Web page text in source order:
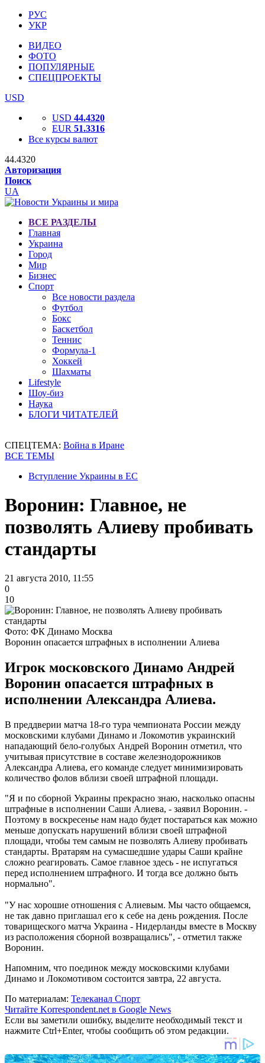
РУС
УКР
ВИДЕО
ФОТО
ПОПУЛЯРНЫЕ
СПЕЦПРОЕКТЫ
USD
USD 44.4320
EUR 51.3316
Все курсы валют
44.4320
Авторизация
Поиск
UA
ВСЕ РАЗДЕЛЫ
Главная
Украина
Город
Мир
Бизнес
Спорт
Все новости раздела
Футбол
Бокс
Баскетбол
Теннис
Формула-1
Хоккей
Шахматы
Lifestyle
Шоу-биз
Наука
БЛОГИ ЧИТАТЕЛЕЙ
СПЕЦТЕМА: Война в Иране
ВСЕ ТЕМЫ
Вступление Украины в ЕС
Воронин: Главное, не
позволять Алиеву пробивать
стандарты
21 августа 2010, 11:55
0
10
Фото: ФК Динамо Москва
Воронин опасается штрафных в исполнении Алиева
Игрок московского Динамо Андрей
Воронин опасается штрафных в
исполнении Александра Алиева.
В преддверии матча 18-го тура чемпионата России между
московскими клубами Динамо и Локомотив украинский
нападающий бело-голубых Андрей Воронин отметил, что
учитывая присутствие в составе железнодорожников
Александра Алиева, его команде следует минимизировать
количество фолов вблизи своей штрафной площади.
"Я и по сборной Украины прекрасно знаю, насколько опасны
штрафные в исполнении Саши Алиева, - заявил Воронин. -
Поэтому в воскресенье нам надо будет постараться как можно
меньше допускать нарушений вблизи своей штрафной
площади, чтобы тем самым не позволять Алиеву пробивать
стандарты. Вратарям на сумасшедшие удары Саши крайне
сложно реагировать. Самое главное здесь - не испугаться
перед исполнением штрафного. И тогда все должно быть
нормально".
"У нас хорошие отношения с Алиевым. Мы часто общаемся,
не так давно приглашал его к себе на день рождения. После
товарищеского матча Украина - Нидерланды вместе в Москву
из расположения сборной возвращались", - отметил также
Воронин.
Напомним, что поединок между московскими клубами
Динамо и Локомотивом состоится завтра, 22 августа.
По материалам: Телеканал Спорт
Читайте Korrespondent.net в Google News
Если вы заметили ошибку, выделите необходимый текст и
нажмите Ctrl+Enter, чтобы сообщить об этом редакции.